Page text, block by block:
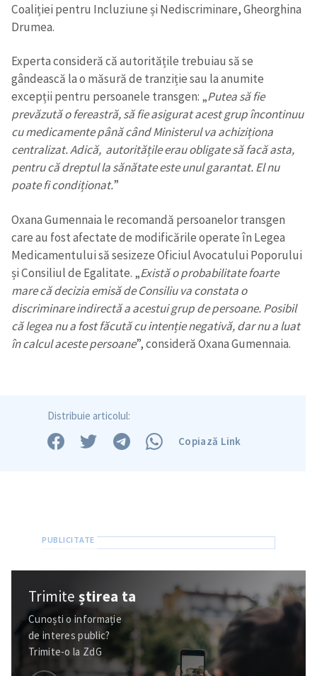
Coaliției pentru Incluziune și Nediscriminare, Gheorghina
Drumea.
Experta consideră că autoritățile trebuiau să se
gândească la o măsură de tranziție sau la anumite
excepții pentru persoanele transgen: „Putea să fie
prevăzută o fereastră, să fie asigurat acest grup încontinuu
cu medicamente până când Ministerul va achiziționa
centralizat. Adică, autoritățile erau obligate să facă asta,
pentru că dreptul la sănătate este unul garantat. El nu
poate fi condiționat.”
Oxana Gumennaia le recomandă persoanelor transgen
care au fost afectate de modificările operate în Legea
Medicamentului să sesizeze Oficiul Avocatului Poporului
și Consiliul de Egalitate. „Există o probabilitate foarte
mare că decizia emisă de Consiliu va constata o
discriminare indirectă a acestui grup de persoane. Posibil
că legea nu a fost făcută cu intenție negativă, dar nu a luat
în calcul aceste persoane”, consideră Oxana Gumennaia.
Distribuie articolul:
Copiază Link
Trimiteștirea ta
Cunoști o informație
de interes public?
Trimite-o la ZdG